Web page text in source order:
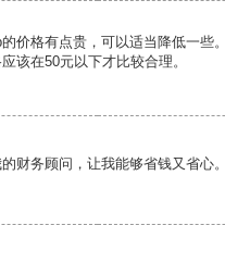
价格有点贵，可以适当降低一些
该在50元以下才比较合理。
财务顾问，让我能够省钱又省心。